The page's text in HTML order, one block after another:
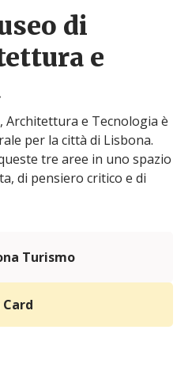
di
e
Architettura e Tecnologia è
per la città di Lisbona.
tre aree in uno spazio
di pensiero critico e di
Turismo
Card